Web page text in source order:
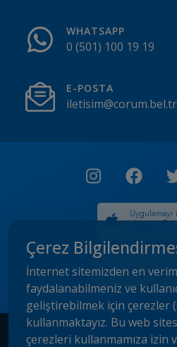
WHATSAPP
0 (501) 100 19 19
E-POSTA
iletisim@corum.bel.tr
App
2022 - 2026 © Çorum Belediyesi
Çerez
İnternet sitemizden en
faydalanabilmeniz ve
geliştirebilmek için çerezler
kullanmaktayız. Bu web
çerezleri kullanmamıza izin